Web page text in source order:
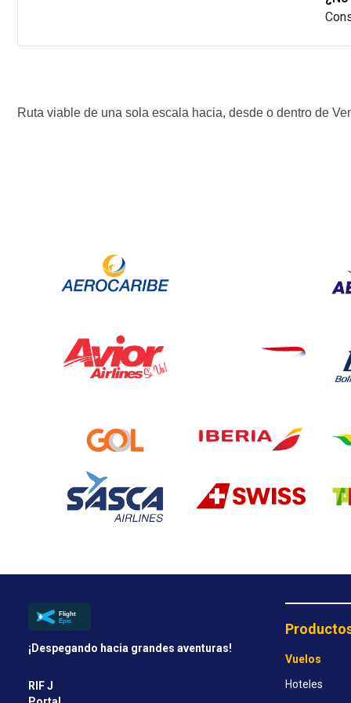
Ruta viable de una sola escala hacia, desde o dentro de
¡Despegando hacia grandes aventuras!
RIF J
Vuelos
Hoteles